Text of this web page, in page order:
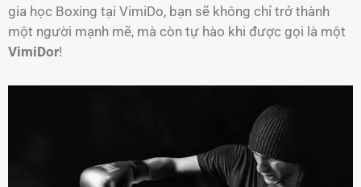
gia học Boxing tại VimiDo, bạn sẽ không chỉ trở thành
một người mạnh mẽ, mà còn tự hào khi được gọi là một
VimiDor!